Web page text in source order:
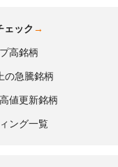
ェック →
高銘柄
の急騰銘柄
値更新銘柄
ング一覧